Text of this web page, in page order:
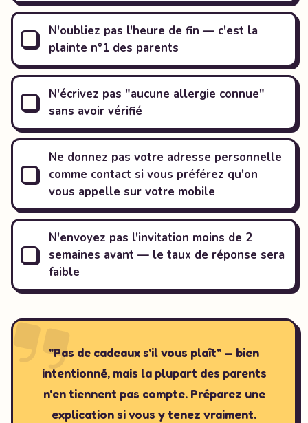
N'oubliez pas l'heure de fin — c'est la
plainte n°1 des parents
N'écrivez pas "aucune allergie connue"
sans avoir vérifié
Ne donnez pas votre adresse personnelle
comme contact si vous préférez qu'on
vous appelle sur votre mobile
N'envoyez pas l'invitation moins de 2
semaines avant — le taux de réponse sera
faible
"Pas de cadeaux s'il vous plaît" — bien
intentionné, mais la plupart des parents
n'en tiennent pas compte. Préparez une
explication si vous y tenez vraiment.